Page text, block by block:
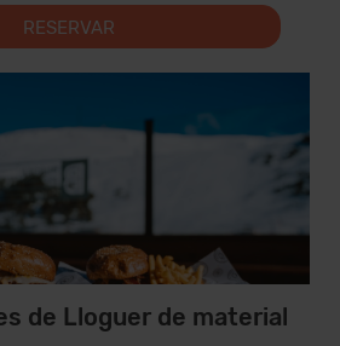
RESERVAR
de Lloguer de material